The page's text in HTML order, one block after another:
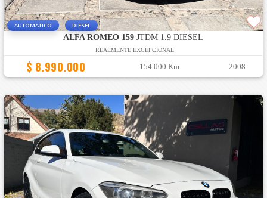
AUTOMATICO DIESEL
ALFA ROMEO 159 JTDM 1.9 DIESEL
REALMENTE EXCEPCIONAL
$ 8.990.000 154.000 Km 2008